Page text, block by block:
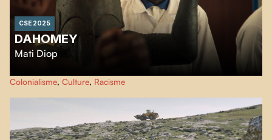
CSE 2025
DAHOMEY
Mati Diop
Novembre 2021 : Vingt-six trésors royaux pillés du Dahomey retournent
enfin au Bénin, provoquant émotion et débats sur leur absence passée.
Colonialisme, Culture, Racisme